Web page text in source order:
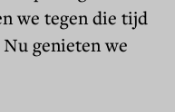
we tegen die tijd
genieten we